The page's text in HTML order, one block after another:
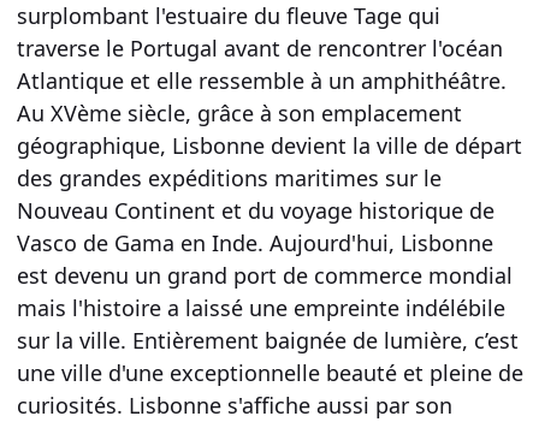
surplombant l'estuaire du fleuve Tage qui
traverse le Portugal avant de rencontrer l'océan
Atlantique et elle ressemble à un amphithéâtre.
Au XVème siècle, grâce à son emplacement
géographique, Lisbonne devient la ville de départ
des grandes expéditions maritimes sur le
Nouveau Continent et du voyage historique de
Vasco de Gama en Inde. Aujourd'hui, Lisbonne
est devenu un grand port de commerce mondial
mais l'histoire a laissé une empreinte indélébile
sur la ville. Entièrement baignée de lumière, c’est
une ville d'une exceptionnelle beauté et pleine de
curiosités. Lisbonne s'affiche aussi par son